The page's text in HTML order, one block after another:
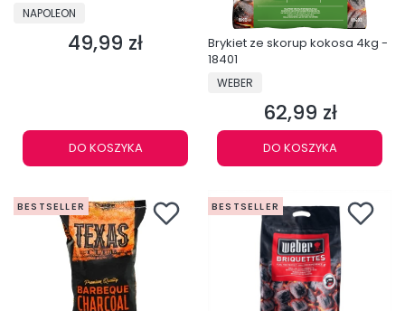
PRODUCENT
NAPOLEON
Cena
49,99 zł
DO KOSZYKA
Brykiet ze skorup kokosa 4kg -
18401
PRODUCENT
WEBER
Cena
62,99 zł
DO KOSZYKA
BESTSELLER BESTSELLER